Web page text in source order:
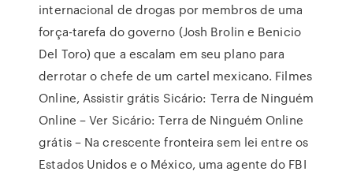
internacional de drogas por membros de uma
força-tarefa do governo (Josh Brolin e Benicio
Del Toro) que a escalam em seu plano para
derrotar o chefe de um cartel mexicano. Filmes
Online, Assistir grátis Sicário: Terra de Ninguém
Online – Ver Sicário: Terra de Ninguém Online
grátis – Na crescente fronteira sem lei entre os
Estados Unidos e o México, uma agente do FBI